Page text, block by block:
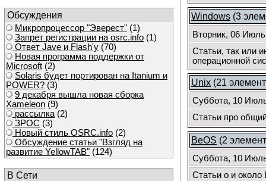
Обсуждения
Микропроцессор "Эверест" (1)
Запрет регистрации на osrc.info (1)
Ответ Javе и Flash'у (70)
Новая программа поддержки от
Microsoft (2)
Solaris будет портирован на Itanium и
POWER? (3)
9 декабря вышла новая сборка
Xameleon (9)
рассылка (2)
ЗРОС (3)
Новый стиль OSRC.info (2)
Обсуждение статьи "Взгляд на
развитие YellowTAB" (124)
В Сети
Windows (3
Вторник, 06
Статьи, так или
операционной
Unix (21
Суббота, 10
Статьи про
BeOS (2
Суббота, 10
Статьи о и около